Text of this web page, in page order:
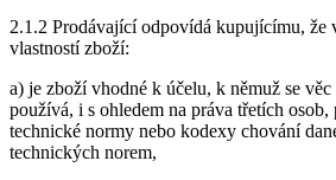
2.1.2 Prodávající odpovídá kupujícímu, že
vlastností zboží:
a) je zboží vhodné k účelu, k němuž se
používá, i s ohledem na práva třetích osob,
technické normy nebo kodexy chování
technických norem,